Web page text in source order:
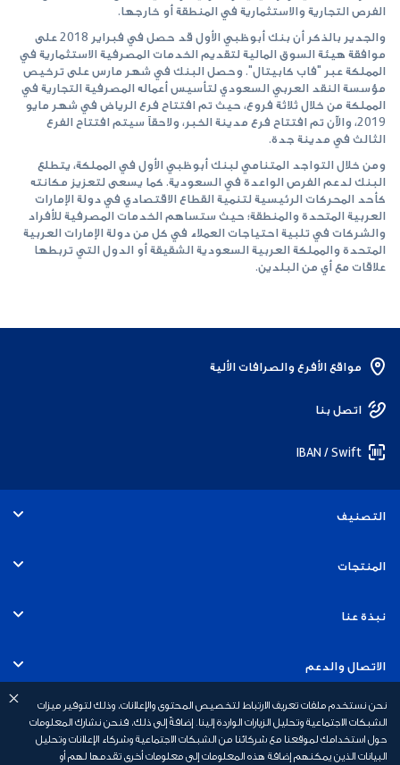
نحن نستخدم ملفات تعريف الارتباط لتخصيص المحتوى والإعلانات، وذلك لتوفير ميزات
الشبكات الاجتماعية وتحليل الزيارات الواردة إلينا. إضافةً إلى ذلك، فنحن نشارك المعلومات
حول استخدامك لموقعنا مع شركائنا من الشبكات الاجتماعية وشركاء الإعلانات وتحليل
البيانات الذين يمكنهم إضافة هذه المعلومات إلى معلومات أخرى تقدمها لهم أو
الفرص التجارية والاستثمارية في المنطقة أو خارجها.
والجدير بالذكر أن بنك أبوظبي الأول قد حصل في فبراير 2018 على
موافقة هيئة السوق المالية لتقديم الخدمات المصرفية الاستثمارية في
المملكة عبر "فاب كابيتال". وحصل البنك في شهر مارس على ترخيص
مؤسسة النقد العربي السعودي لتأسيس أعماله المصرفية التجارية في
المملكة من خلال ثلاثة فروع، حيث تم افتتاح فرع الرياض في شهر مايو
2019، والآن تم افتتاح فرع مدينة الخبر، ولاحقاً سيتم افتتاح الفرع
الثالث في مدينة جدة.
ومن خلال التواجد المتنامي لبنك أبوظبي الأول في المملكة، يتطلع
البنك لدعم الفرص الواعدة في السعودية. كما يسعى لتعزيز مكانته
كأحد المحركات الرئيسية لتنمية القطاع الاقتصادي في دولة الإمارات
العربية المتحدة والمنطقة؛ حيث ستساهم الخدمات المصرفية للأفراد
والشركات في تلبية احتياجات العملاء في كل من دولة الإمارات العربية
المتحدة والمملكة العربية السعودية الشقيقة أو الدول التي تربطها
علاقات مع أي من البلدين.
مواقع الأفرع والصرافات الألية
اتصل بنا
IBAN / Swift
التصنيف
الأفراد
الخدمات المصرفية الإسلامية
المنتجات
الحسابات
القروض
القروض العقارية
نبذة عنا
التوظيف
الاستدامة
أخبار بنك أبوظبي الأول
الاتصال والدعم
الخدمات المصرفية عبر الهاتف المتحرك
السلامة المالية
روابط سريعة